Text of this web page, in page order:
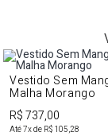
Vestido Sem
Malha Morango
R$ 737,00
Até7x de R$ 105,28